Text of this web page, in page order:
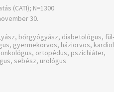
(CATI); N=1300
30.
bőrgyógyász, diabetológus,
gyermekorvos, háziorvos,
ortopédus, pszichiáter,
sebész, urológus